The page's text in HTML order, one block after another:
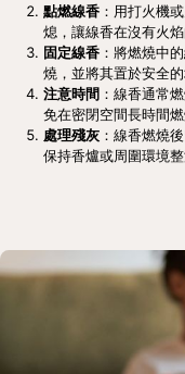
點燃線香 ：用打火機
熄，讓線香在沒有火
固定線香 ：將燃燒中
燒，並將其置於安全
注意時間 ：線香通常
免在密閉空間長時間
處理殘灰 ：線香燃燒
保持香爐或周圍環境